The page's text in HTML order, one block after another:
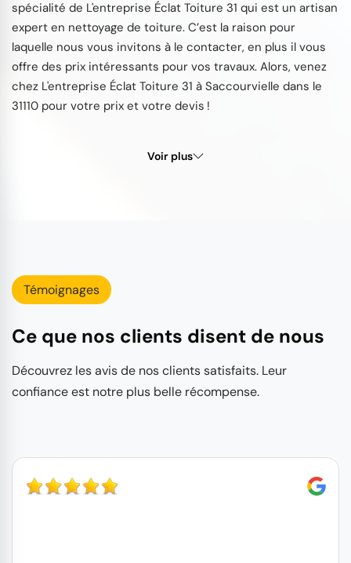
spécialité de L'entreprise Éclat Toiture 31 qui est un artisan
expert en nettoyage de toiture. C’est la raison pour
laquelle nous vous invitons à le contacter, en plus il vous
offre des prix intéressants pour vos travaux. Alors, venez
chez L'entreprise Éclat Toiture 31 à Saccourvielle dans le
31110 pour votre prix et votre devis !
Voir plus
Témoignages
Ce que nos clients disent de nous
Découvrez les avis de nos clients satisfaits. Leur
confiance est notre plus belle récompense.